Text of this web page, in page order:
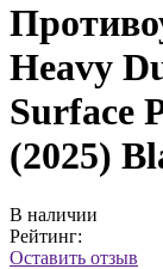
Heavy
Surface
(2025)
В наличии
Рейтинг:
Оставить отзыв